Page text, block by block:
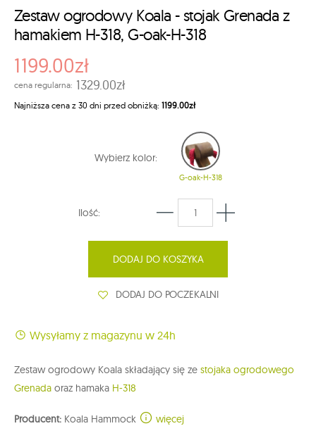
Zestaw ogrodowy Koala - stojak Grenada z
hamakiem H-318, G-oak-H-318
1199.00zł
cena regularna: 1329.00zł
Najniższa cena z 30 dni przed obniżką: 1199.00zł
Wybierz kolor:
G-oak-H-318
Ilość:
DODAJ DO KOSZYKA
DODAJ DO POCZEKALNI
Wysyłamy z magazynu w 24h
Zestaw ogrodowy Koala składający się ze stojaka ogrodowego
Grenada oraz hamaka H-318
Producent: Koala Hammock więcej